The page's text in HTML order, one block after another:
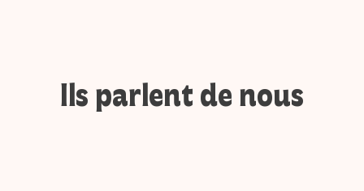
Ils parlent de nous